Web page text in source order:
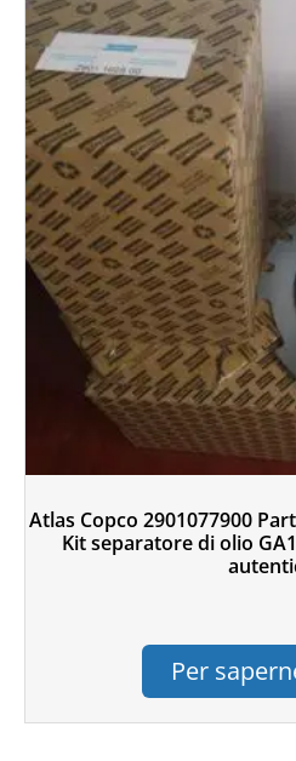
Atlas Copco 2901077900
Kit separatore di olio
Per